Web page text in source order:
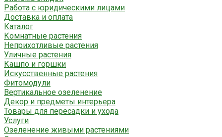
Работа с юридическими лицами
Доставка и оплата
Каталог
Комнатные растения
Неприхотливые растения
Уличные растения
Кашпо и горшки
Искусственные растения
Фитомодули
Вертикальное озеленение
Декор и предметы интерьера
Товары для пересадки и ухода
Услуги
Озеленение живыми растениями